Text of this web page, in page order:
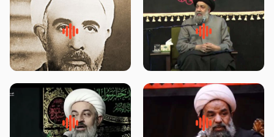
لقب حضرت رقیه سلام الله علیها به
چه معناست – حجت الاسلام علوی
روضه‌ی مجلس یزید ملعون و
اسارت اهل‌بیت علیهم‌السلام –
محدث زاده